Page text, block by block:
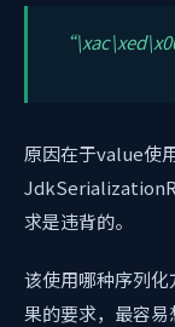
原因在于value使
求是违背的。
该使用哪种序列
果的要求，最容